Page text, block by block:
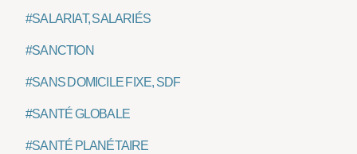
#SALARIAT, SALARIÉS
#SANCTION
#SANS DOMICILE FIXE, SDF
#SANTÉ GLOBALE
#SANTÉ PLANÉTAIRE